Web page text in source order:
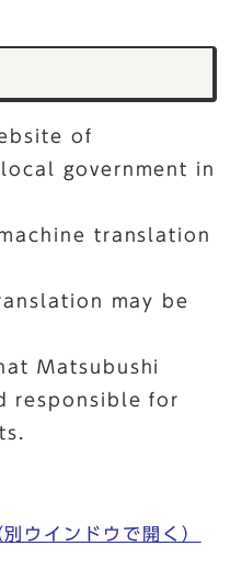
of
government in
translation
may be
Matsubushi
responsible for
別ウインドウで開く）